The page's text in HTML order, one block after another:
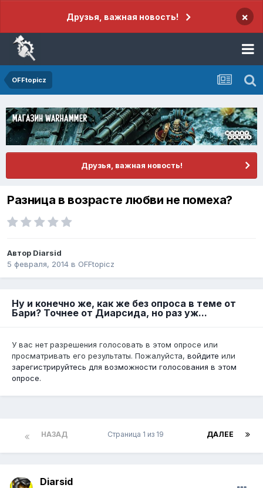
Друзья, важная новость! ×
OFFtopicz
Друзья, важная новость!
Разница в возрасте любви не помеха?
Автор Diarsid
5 февраля, 2014 в OFFtopicz
Ну и конечно же, как же без опроса в теме от
Бари? Точнее от Диарсида, но раз уж...
У вас нет разрешения голосовать в этом опросе или
просматривать его результаты. Пожалуйста, войдите или
зарегистрируйтесь для возможности голосования в этом
опросе.
НАЗАД ДАЛЕЕ
Страница 1 из 19
Diarsid